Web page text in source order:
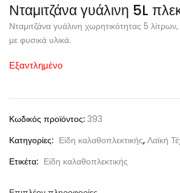
Νταμιτζάνα γυάλινη 5L
Νταμιτζάνα γυάλινη χωρητικότητας 5
με φυσικά υλικά.
Εξαντλημένο
Κωδικός προϊόντος: 393
Κατηγορίες: Είδη καλαθοπλεκτικής, Λαϊκή
Ετικέτα: Είδη καλαθοπλεκτικής